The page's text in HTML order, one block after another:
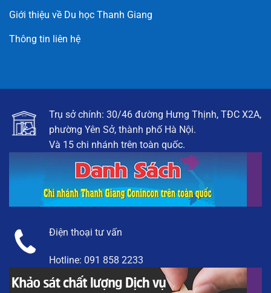
Giới thiệu về Du học Thanh Giang
Thông tin liên hệ
Trụ sở chính: 30/46 đường Hưng Thịnh, TĐC X2A,
phường Yên Sở, thành phố Hà Nội.
Và 15 chi nhánh trên toàn quốc.
Điện thoại tư vấn
Hotline: 091 858 2233